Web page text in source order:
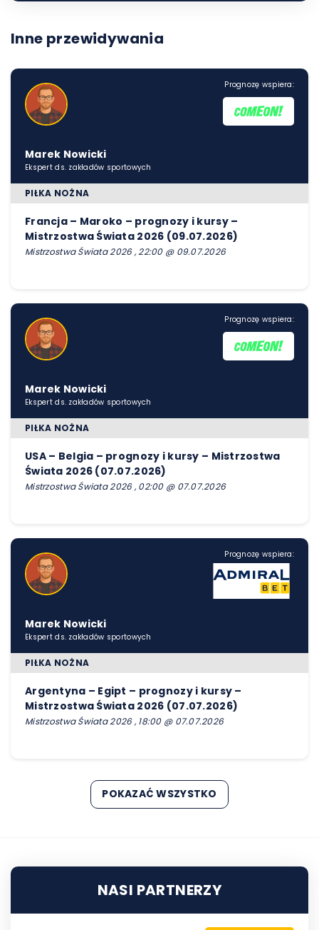
Inne przewidywania
Prognozę wspiera:
Marek Nowicki
Ekspert ds. zakładów sportowych
PIŁKA NOŻNA
Francja – Maroko – prognozy i kursy –
Mistrzostwa Świata 2026 (09.07.2026)
Mistrzostwa Świata 2026 , 22:00 @ 09.07.2026
Prognozę wspiera:
Marek Nowicki
Ekspert ds. zakładów sportowych
PIŁKA NOŻNA
USA – Belgia – prognozy i kursy – Mistrzostwa
Świata 2026 (07.07.2026)
Mistrzostwa Świata 2026 , 02:00 @ 07.07.2026
Prognozę wspiera:
Marek Nowicki
Ekspert ds. zakładów sportowych
PIŁKA NOŻNA
Argentyna – Egipt – prognozy i kursy –
Mistrzostwa Świata 2026 (07.07.2026)
Mistrzostwa Świata 2026 , 18:00 @ 07.07.2026
POKAZAĆ WSZYSTKO
NASI PARTNERZY